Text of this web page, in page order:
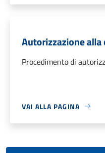
Autorizzazione alla
Procedimento di
VAI ALLA PAGINA